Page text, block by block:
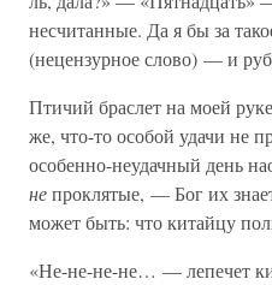
несчитанные. Да я бы за
(нецензурное слово) — и
Птичий браслет на моей
же, что-то особой удачи не
особенно-неудачный день
непроклятые, — Бог их
может быть: что китайцу
«Не-не-не-не… — лепечет